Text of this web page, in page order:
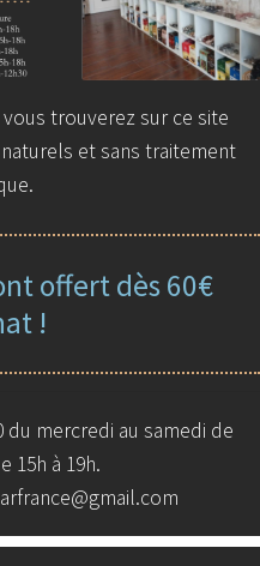
trouverez sur ce site
et sans traitement
offert dès 60€
!
du mercredi au samedi de
15h à 19h.